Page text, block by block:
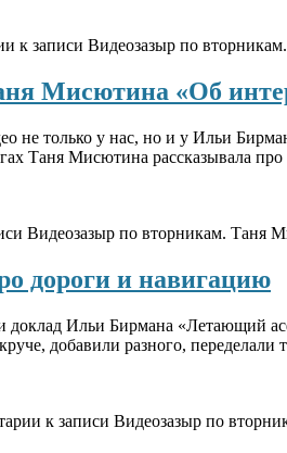
к записи Видеозазыр по
Мисютина «Об
не только у нас, но и у Ильи
Таня Мисютина рассказывала
Видеозазыр по вторникам. Таня
дороги и навигацию
Ильи Бирмана «Летающий
добавили разного,
к записи Видеозазыр по